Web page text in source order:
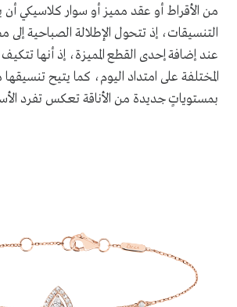
من الأقراط أو عقد مميز أو سوار كلاسيكي
التنسيقات، إذ تتحول الإطلالة الصباحية
عند إضافة إحدى القطع المميزة، إذ أنها تتكيف
المختلفة على امتداد اليوم، كما يتيح تنسيقها
بمستوياتٍ جديدة من الأناقة تعكس تفرد